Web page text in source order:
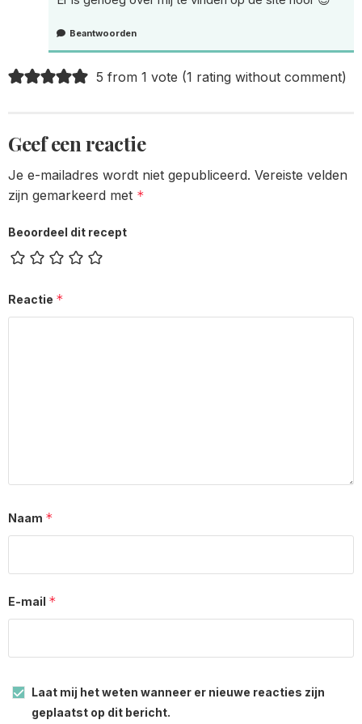
Beantwoorden
5 from 1 vote (1 rating without comment)
Geef een reactie
Je e-mailadres wordt niet gepubliceerd. Vereiste velden
zijn gemarkeerd met *
Beoordeel dit recept
Reactie *
Naam *
E-mail *
Laat mij het weten wanneer er nieuwe reacties zijn
geplaatst op dit bericht.